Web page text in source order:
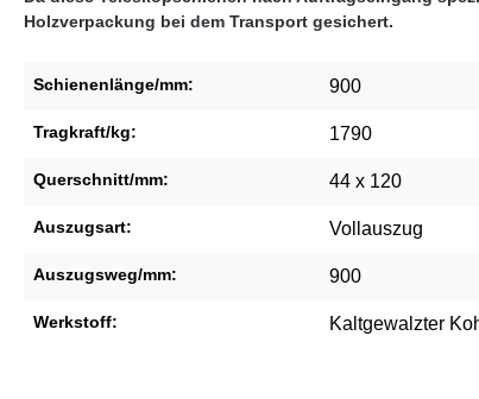
Holzverpackung bei dem Transport gesichert.
Schienenlänge/mm: 900
Tragkraft/kg: 1790
Querschnitt/mm: 44 x 120
Auszugsart: Vollauszug
Auszugsweg/mm: 900
Werkstoff: Kaltgewalzter